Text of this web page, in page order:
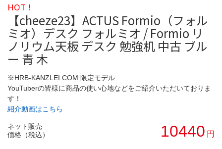
HOT !
【cheeze23】ACTUS Formio（フォル
ミオ）デスク フォルミオ / Formio リ
ノリウム天板 デスク 勉強机 中古 ブル
ー 青 木
※HRB-KANZLEI.COM 限定モデル
YouTuberの皆様に商品の使い心地などをご紹介いただいておりま
す！
紹介動画はこちら
ネット販売
価格（税込）
10440 円